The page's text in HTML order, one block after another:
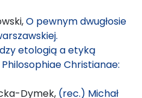
O pewnym dwugłosie
etologią a etyką
Christianae:
Dymek, (rec.) Michał